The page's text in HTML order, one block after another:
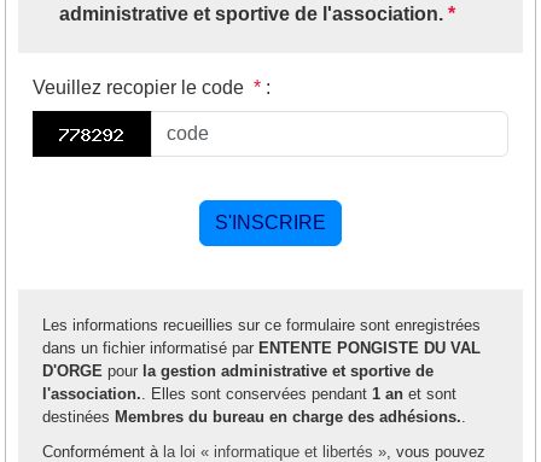
administrative et sportive de l'association. *
Veuillez recopier le code * :
Les informations recueillies sur ce formulaire sont enregistrées
dans un fichier informatisé par ENTENTE PONGISTE DU VAL
D'ORGE pour la gestion administrative et sportive de
l'association. . Elles sont conservées pendant 1 an et sont
destinées Membres du bureau en charge des adhésions.
Conformément à la loi « informatique et libertés » , vous pouvez